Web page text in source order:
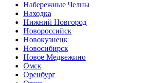
Набережные Челны
Находка
Нижний Новгород
Новороссийск
Новокузнецк
Новосибирск
Новое Медвежино
Омск
Оренбург